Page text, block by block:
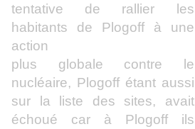
tentative de rallier les
habitants de Plogoff à une
action
plus globale contre le
nucléaire, Plogoff étant aussi
sur la liste des sites, avait
échoué car à Plogoff ils